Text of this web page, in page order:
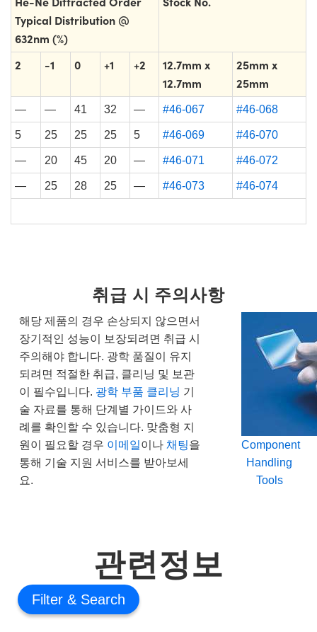
Typical Distribution @
632nm (%)
2 -1 0 +1 +2
12.7mm x
12.7mm
25mm x
25mm
— — 41 32 — #46-067 #46-068
5 25 25 25 5 #46-069 #46-070
— 20 45 20 — #46-071 #46-072
— 25 28 25 — #46-073 #46-074
취급 시 주의사항
해당 제품의 경우 손상되지 않으면서
장기적인 성능이 보장되려면 취급 시
주의해야 합니다. 광학 품질이 유지
되려면 적절한 취급, 클리닝 및 보관
이 필수입니다. 광학 부품 클리닝 기
술 자료를 통해 단계별 가이드와 사
례를 확인할 수 있습니다. 맞춤형 지
원이 필요할 경우 이메일이나 채팅을
통해 기술 지원 서비스를 받아보세
요.
Component
Handling
Tools
관련정보
Filter